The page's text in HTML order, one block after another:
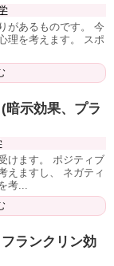
があるものです。 今
理を考えます。 スポ
暗示効果、プラ
けます。 ポジティブ
えますし、 ネガティ
考...
ランクリン効